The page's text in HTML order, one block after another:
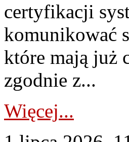
certyfikacji
komunikować
które mają już
zgodnie z...
Więcej...